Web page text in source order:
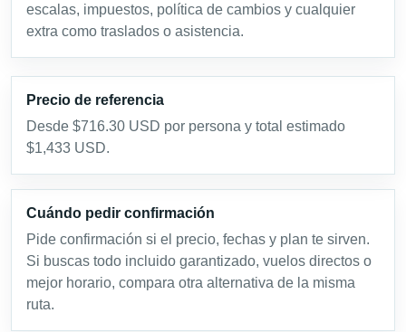
escalas, impuestos, política de cambios y cualquier
extra como traslados o asistencia.
Precio de referencia
Desde $716.30 USD por persona y total estimado
$1,433 USD.
Cuándo pedir confirmación
Pide confirmación si el precio, fechas y plan te sirven.
Si buscas todo incluido garantizado, vuelos directos o
mejor horario, compara otra alternativa de la misma
ruta.